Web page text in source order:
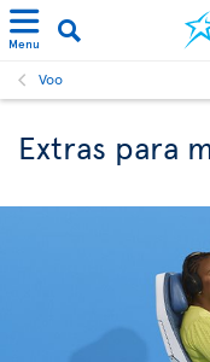
Menu
Voo
Extras para